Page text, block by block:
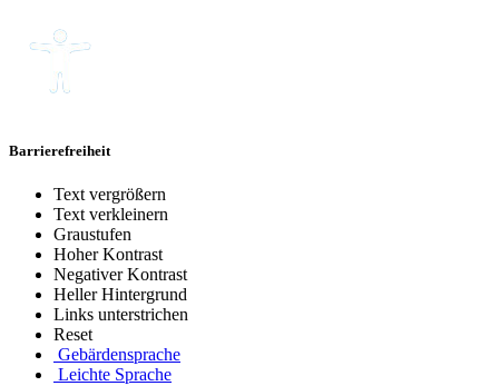
Barrierefreiheit
Text vergrößern
Text verkleinern
Graustufen
Hoher Kontrast
Negativer Kontrast
Heller Hintergrund
Links unterstrichen
Reset
Gebärdensprache
Leichte Sprache